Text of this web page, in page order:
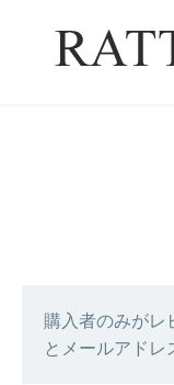
購入者のみがレ
とメールアドレ